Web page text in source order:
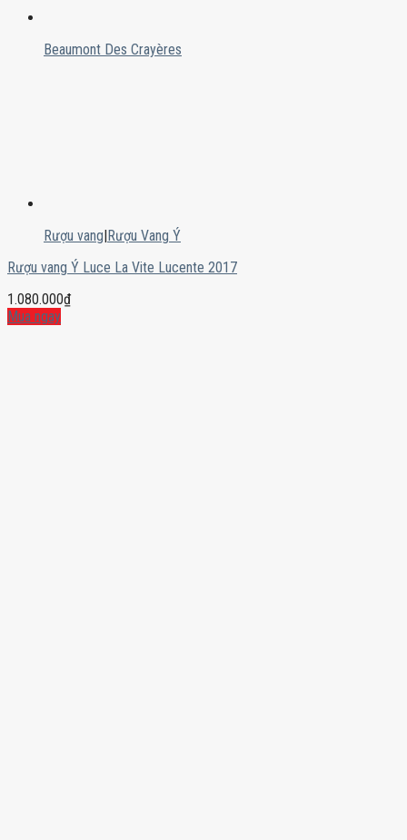
Beaumont Des Crayères
Rượu vang|Rượu Vang Ý
Rượu vang Ý Luce La Vite Lucente 2017
1.080.000₫
Mua ngay